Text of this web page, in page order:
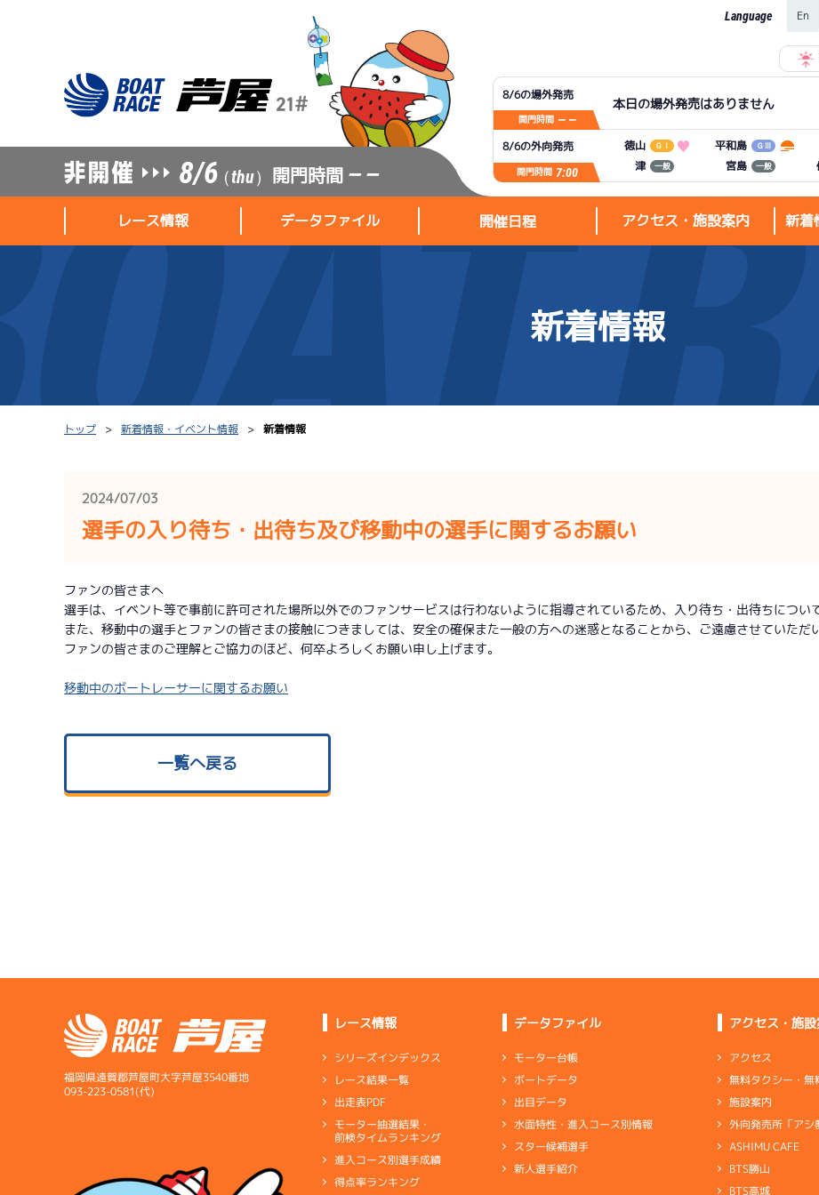
8/6（thu） 開門時間 — —
Language
8/6の場外発売
開門時間 — —
本日の場外発売はありません
8/6の外向発売
開門時間 7:00
徳山 ＧⅠ 平和島 ＧⅢ
津 一般 宮島 一般
レース情報
シリーズインデックス
出走表PDF
モーター抽選結果・
進入コース別選手成績
得点率ランキング
企画番組
データファイル
モーター台帳
出目データ
水面特性・進入コース別情報
スター候補選手
新人選手紹介
開催日程 アクセス・施設案内
施設案内
アクセス
施設案内
新着
新着情報
トップ 新着情報・イベント情報 新着情報
2024/07/03
選手の入り待ち・出待ち及び移動中の選手に関するお願い
ファンの皆さまへ
選手は、イベント等で事前に許可された場所以外でのファンサービスは行わないように指導されているため、入り待ち・出待ちについ
また、移動中の選手とファンの皆さまの接触につきましては、安全の確保また一般の方への迷惑となることから、ご遠慮させていただ
ファンの皆さまのご理解とご協力のほど、何卒よろしくお願い申し上げます。
移動中のボートレーサーに関するお願い
一覧へ戻る
福岡県遠賀郡芦屋町大字芦屋3540番地
093-223-0581(代)
レース情報
シリーズインデックス
レース結果一覧
出走表PDF
モーター抽選結果・
前検タイムランキング
進入コース別選手成績
得点率ランキング
データファイル
モーター台帳
ボートデータ
出目データ
水面特性・進入コース別情報
スター候補選手
新人選手紹介
アクセス・施
アクセス
無料タクシー・無
施設案内
外向発売所「アシ
ASHIMU CAFE
BTS勝山
BTS高城